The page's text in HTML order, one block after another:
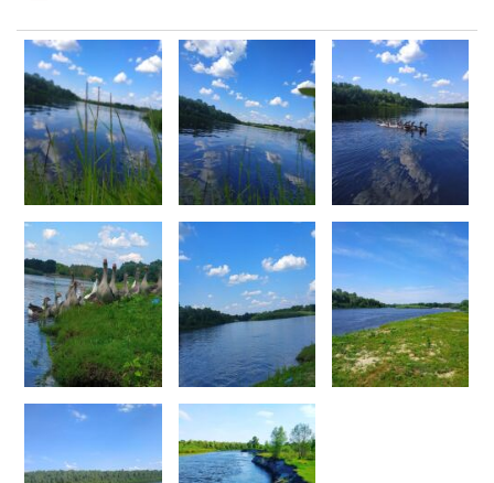
Тексти
Публікації
Про нас
Бюджет
Тендери
Довідник
Контакти